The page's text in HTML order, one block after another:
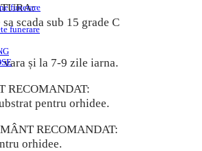
funerare
funerare
scada sub 15 grade C
vara și la 7-9 zile iarna.
RECOMANDAT:
pentru orhidee.
RECOMANDAT:
orhidee.